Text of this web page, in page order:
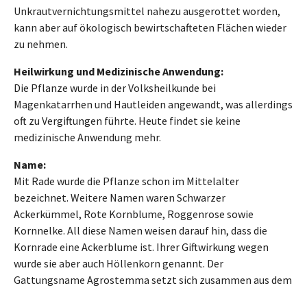
Unkrautvernichtungsmittel nahezu ausgerottet worden,
kann aber auf ökologisch bewirtschafteten Flächen wieder
zu nehmen.
Heilwirkung und Medizinische Anwendung:
Die Pflanze wurde in der Volksheilkunde bei
Magenkatarrhen und Hautleiden angewandt, was allerdings
oft zu Vergiftungen führte. Heute findet sie keine
medizinische Anwendung mehr.
Name:
Mit Rade wurde die Pflanze schon im Mittelalter
bezeichnet. Weitere Namen waren Schwarzer
Ackerkümmel, Rote Kornblume, Roggenrose sowie
Kornnelke. All diese Namen weisen darauf hin, dass die
Kornrade eine Ackerblume ist. Ihrer Giftwirkung wegen
wurde sie aber auch Höllenkorn genannt. Der
Gattungsname Agrostemma setzt sich zusammen aus dem